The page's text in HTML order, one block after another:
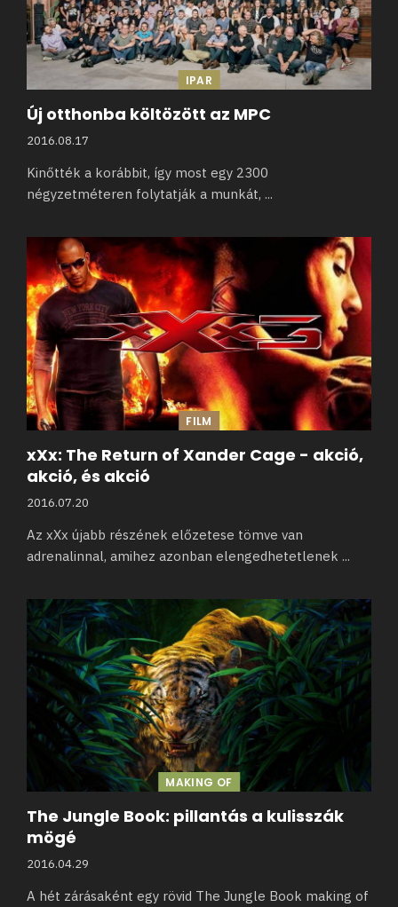
IPAR
Új otthonba költözött az MPC
2016.08.17
Kinőtték a korábbit, így most egy 2300
négyzetméteren folytatják a munkát, ...
FILM
xXx: The Return of Xander Cage - akció,
akció, és akció
2016.07.20
Az xXx újabb részének előzetese tömve van
adrenalinnal, amihez azonban elengedhetetlenek ...
MAKING OF
The Jungle Book: pillantás a kulisszák
mögé
2016.04.29
A hét zárásaként egy rövid The Jungle Book making of